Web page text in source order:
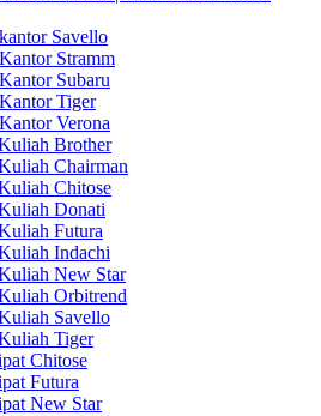
Savello
Stramm
Subaru
Tiger
Verona
Brother
Chairman
Chitose
Donati
Futura
Indachi
New Star
Orbitrend
Savello
Tiger
Chitose
Futura
New Star